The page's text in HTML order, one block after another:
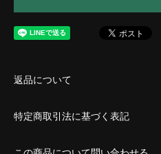
返品について
特定商取引法に基づく表記